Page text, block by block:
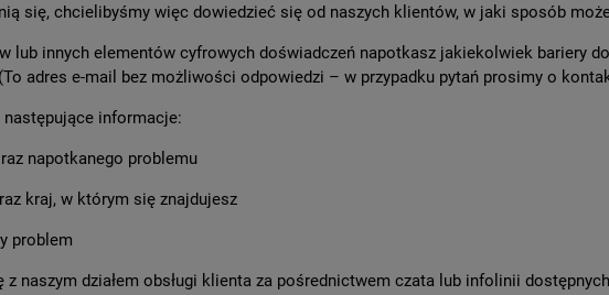
się, chcielibyśmy więc dowiedzieć się od naszych klientów, w jaki sposób
lub innych elementów cyfrowych doświadczeń napotkasz jakiekolwiek bariery
adres e-mail bez możliwości odpowiedzi – w przypadku pytań prosimy o
następujące informacje:
napotkanego problemu
kraj, w którym się znajdujesz
problem
naszym działem obsługi klienta za pośrednictwem czata lub infolinii